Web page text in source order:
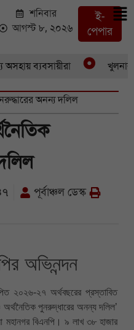
শনিবার
আগস্ট ৮, ২০২৬
ই-
পেপার
ব্যবসায়ীরা খুলনার
অনন্য দলিল
পূর্বাঞ্চল ডেস্ক
অভিনন্দন
২০২৬-২৭ অর্থবছরের প্রস্তাবিত
পুনরুদ্ধারের অনন্য দলিল’
মহানগর বিএনপি। ৯ লাখ ৩৮ হাজার